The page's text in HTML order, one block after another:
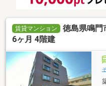
賃貸マンション
徳島県鳴門
6ヶ月 4階建